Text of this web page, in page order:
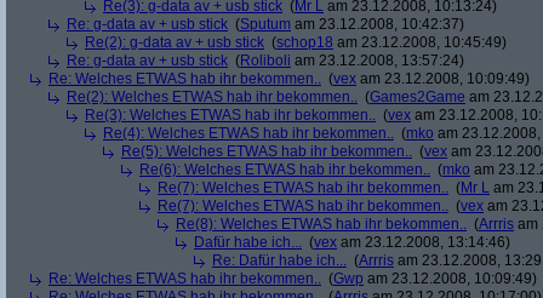
Re(3): g-data av + usb stick (Mr L am 23.12.2008, 10:13:24)
Re: g-data av + usb stick (Sputum am 23.12.2008, 10:42:37)
Re(2): g-data av + usb stick (schop18 am 23.12.2008, 10:45:49)
Re: g-data av + usb stick (Roliboli am 23.12.2008, 13:57:24)
Re: Welches ETWAS hab ihr bekommen.. (vex am 23.12.2008, 10:09:49)
Re(2): Welches ETWAS hab ihr bekommen.. (Games2Game am
Re(3): Welches ETWAS hab ihr bekommen.. (vex am 23.12.2008,
Re(4): Welches ETWAS hab ihr bekommen.. (mko am
Re(5): Welches ETWAS hab ihr bekommen.. (vex am
Re(6): Welches ETWAS hab ihr bekommen.. (mko am
Re(7): Welches ETWAS hab ihr bekommen.. (Mr L am
Re(7): Welches ETWAS hab ihr bekommen.. (vex am
Re(8): Welches ETWAS hab ihr bekommen.. (Arrris am
Dafür habe ich... (vex am 23.12.2008, 13:14:46)
Re: Dafür habe ich... (Arrris am 23.12.2008,
Re: Welches ETWAS hab ihr bekommen.. (Gwp am 23.12.2008, 10:09:49)